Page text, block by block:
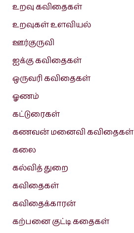
உறவு கவிதைகள்
உறவுகள் உளவியல்
ஊர்குருவி
ஐக்கு கவிதைகள்
ஒருவரி கவிதைகள்
ஓணம்
கட்டுரைகள்
கணவன் மனைவி கவிதைகள்
கலை
கல்வித் துறை
கவிதைகள்
கவிதைக்காரன்
கற்பனை குட்டி கதைகள்